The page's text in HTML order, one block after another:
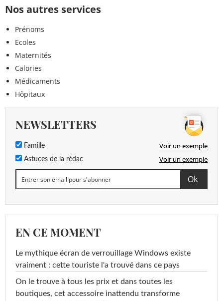
Nos autres services
Prénoms
Ecoles
Maternités
Calories
Médicaments
Hôpitaux
NEWSLETTERS
Famille Voir un exemple
Astuces de la rédac Voir un exemple
EN CE MOMENT
Le mythique écran de verrouillage Windows existe
vraiment : cette touriste l'a trouvé dans ce pays
On le trouve à tous les prix et dans toutes les
boutiques, cet accessoire inattendu transforme